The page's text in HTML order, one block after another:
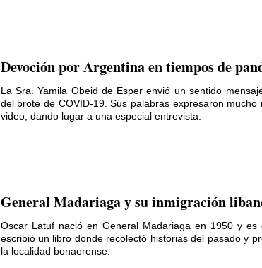
Devoción por Argentina en tiempos de
La Sra. Yamila Obeid de Esper envió un sentido
del brote de COVID-19. Sus palabras expresaron
video, dando lugar a una especial entrevista.
General Madariaga y su inmigración
Oscar Latuf nació en General Madariaga en 1950 y es
escribió un libro donde recolectó historias del pasado y
la localidad bonaerense.